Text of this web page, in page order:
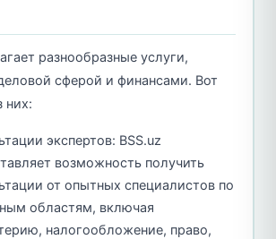
разнообразные услуги,
сферой и финансами. Вот
них:
экспертов: BSS.uz
возможность получить
от опытных специалистов по
областям, включая
налогообложение, право,